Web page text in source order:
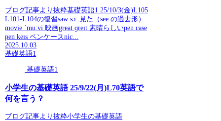
ブログ記事より抜粋基礎英語1 25/10/3(金)L105
L101-L104の復習saw sɔː 見た（see の過去形）
movie ˈmuːvi 映画great ɡreɪt 素晴らしいpen case
pen keɪs ペンケースnic...
2025.10.03
基礎英語1
基礎英語1
小学生の基礎英語 25/9/22(月)L70英語で
何を言う？
ブログ記事より抜粋小学生の基礎英語